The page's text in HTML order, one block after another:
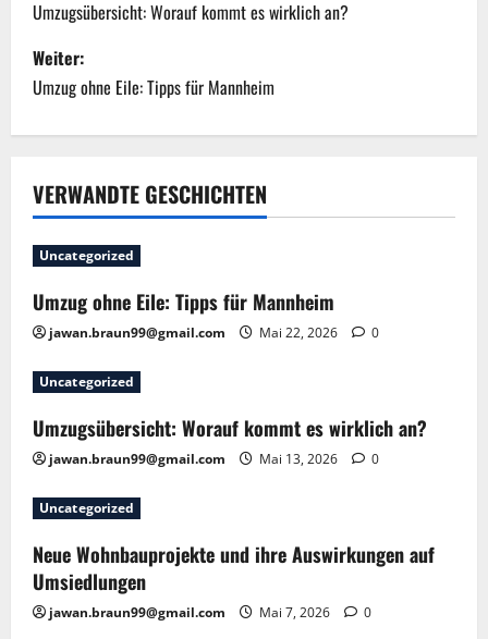
e
i
t
a
g
s
n
a
v
i
g
a
t
Umzugsübersicht: Worauf kommt es wirklich an?
Weiter:
Umzug ohne Eile: Tipps für Mannheim
VERWANDTE GESCHICHTEN
Uncategorized
Umzug ohne Eile: Tipps für Mannheim
jawan.braun99@gmail.com Mai 22, 2026 0
Uncategorized
Umzugsübersicht: Worauf kommt es wirklich an?
jawan.braun99@gmail.com Mai 13, 2026 0
Uncategorized
Neue Wohnbauprojekte und ihre Auswirkungen auf
Umsiedlungen
jawan.braun99@gmail.com Mai 7, 2026 0